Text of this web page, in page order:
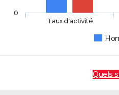
Taux d'activité
0
Quels